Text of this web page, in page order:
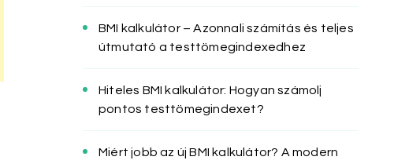
BMI kalkulátor – Azonnali számítás és teljes
útmutató a testtömegindexedhez
Hiteles BMI kalkulátor: Hogyan számolj
pontos testtömegindexet?
Miért jobb az új BMI kalkulátor? A modern